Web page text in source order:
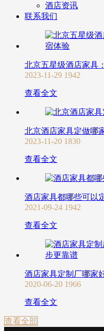
酒店资讯
联系我们
北京五星级酒店家具
2023-11-29 1942
查看全文
北京酒店家具定做哪
2023-11-20 1830
查看全文
酒店家具都哪些可以
2021-09-24 1942
查看全文
酒店家具定制厂哪家
2020-06-20 1966
查看全文
查看全部